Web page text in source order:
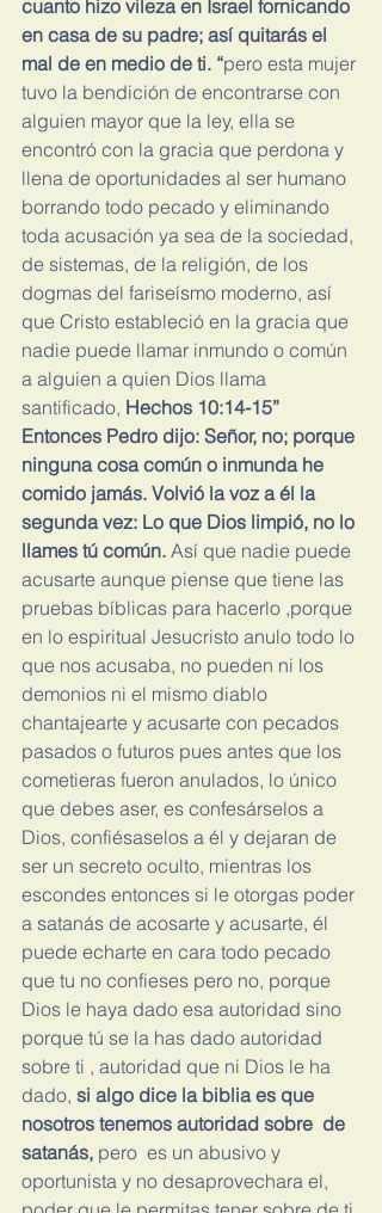
cuanto hizo vileza en Israel fornicando
en casa de su padre; así quitarás el
mal de en medio de ti. “pero esta mujer
tuvo la bendición de encontrarse con
alguien mayor que la ley, ella se
encontró con la gracia que perdona y
llena de oportunidades al ser humano
borrando todo pecado y eliminando
toda acusación ya sea de la sociedad,
de sistemas, de la religión, de los
dogmas del fariseísmo moderno, así
que Cristo estableció en la gracia que
nadie puede llamar inmundo o común
a alguien a quien Dios llama
santificado, Hechos 10:14-15”
Entonces Pedro dijo: Señor, no; porque
ninguna cosa común o inmunda he
comido jamás. Volvió la voz a él la
segunda vez: Lo que Dios limpió, no lo
llames tú común. Así que nadie puede
acusarte aunque piense que tiene las
pruebas bíblicas para hacerlo ,porque
en lo espiritual Jesucristo anulo todo lo
que nos acusaba, no pueden ni los
demonios ni el mismo diablo
chantajearte y acusarte con pecados
pasados o futuros pues antes que los
cometieras fueron anulados, lo único
que debes aser, es confesárselos a
Dios, confiésaselos a él y dejaran de
ser un secreto oculto, mientras los
escondes entonces si le otorgas poder
a satanás de acosarte y acusarte, él
puede echarte en cara todo pecado
que tu no confieses pero no, porque
Dios le haya dado esa autoridad sino
porque tú se la has dado autoridad
sobre ti , autoridad que ni Dios le ha
dado, si algo dice la biblia es que
nosotros tenemos autoridad sobre  de
satanás, pero  es un abusivo y
oportunista y no desaprovechara el,